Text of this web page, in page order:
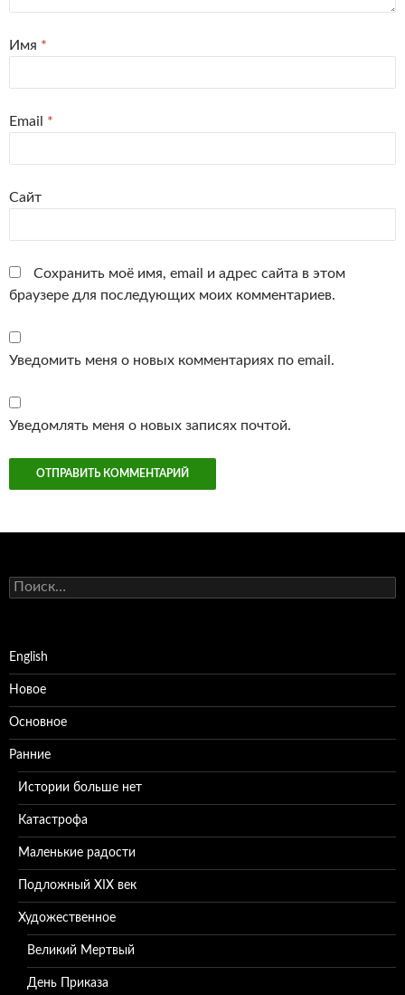
Имя *
Email *
Сайт
Сохранить моё имя, email и адрес сайта в этом
браузере для последующих моих комментариев.
Уведомить меня о новых комментариях по email.
Уведомлять меня о новых записях почтой.
Найти:
English
Новое
Основное
Ранние
Истории больше нет
Катастрофа
Маленькие радости
Подложный XIX век
Художественное
Великий Мертвый
День Приказа